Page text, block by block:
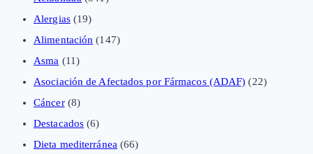
Alergias(19)
Alimentación (147)
Asma (11)
Asociación de Afectados por Fármacos (ADAF) (22)
Cáncer(8)
Destacados (6)
Dieta mediterránea (66)